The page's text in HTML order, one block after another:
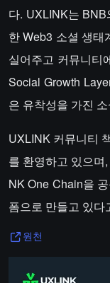
다. UXLINK는
한 Web3 소셜 생태
실어주고 커뮤니티
Social Growth
은 유착성을 가진
UXLINK 커뮤니티
를 환영하고 있으
NK One Chain을
폼으로 만들고 있다
원천